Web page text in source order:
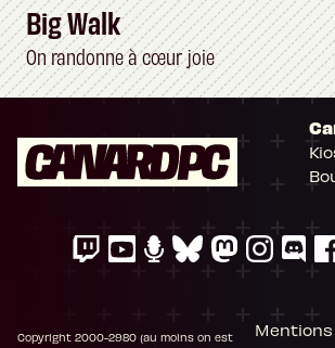
Big Walk
On randonne à cœur joie
Copyright 2000-2980 (au moins on est
Mentions